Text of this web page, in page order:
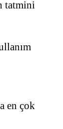
tatmini
en çok